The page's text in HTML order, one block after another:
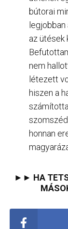
bútorai
az ütések
nem
létezett
hiszen a
honnan
►► HA